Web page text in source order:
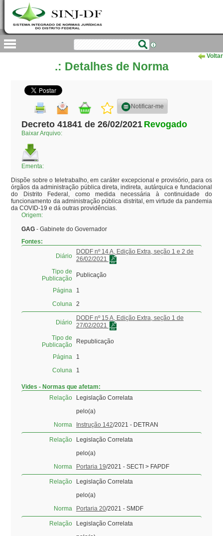
Voltar
.: Detalhes de Norma
Notificar-me
Decreto 41841 de 26/02/2021 Revogado
Baixar Arquivo:
Ementa:
Dispõe sobre o teletrabalho, em caráter excepcional e provisório, para os
órgãos da administração pública direta, indireta, autárquica e fundacional
do Distrito Federal, como medida necessária à continuidade do
funcionamento da administração pública distrital, em virtude da pandemia
da COVID-19 e dá outras providências.
Origem:
GAG- Gabinete do Governador
Fontes:
Diário
DODF nº 14 A, Edição Extra, seção 1 e 2 de
26/02/2021
Tipo de
Publicação
Publicação
Página
1
Coluna
2
Diário
DODF nº 15 A, Edição Extra, seção 1 de
27/02/2021
Tipo de
Publicação
Republicação
Página
1
Coluna
1
Vides - Normas que afetam:
Relação
Legislação Correlata
pelo(a)
Norma
Instrução 142/2021 - DETRAN
Relação
Legislação Correlata
pelo(a)
Norma
Portaria 19/2021 - SECTI > FAPDF
Relação
Legislação Correlata
pelo(a)
Norma
Portaria 20/2021 - SMDF
Relação
Legislação Correlata